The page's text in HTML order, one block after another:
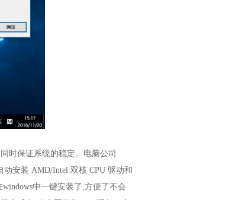
时保证系统的稳定。电脑公司
安装 AMD/Intel 双核 CPU 驱动和
中一键安装了,方便了不会